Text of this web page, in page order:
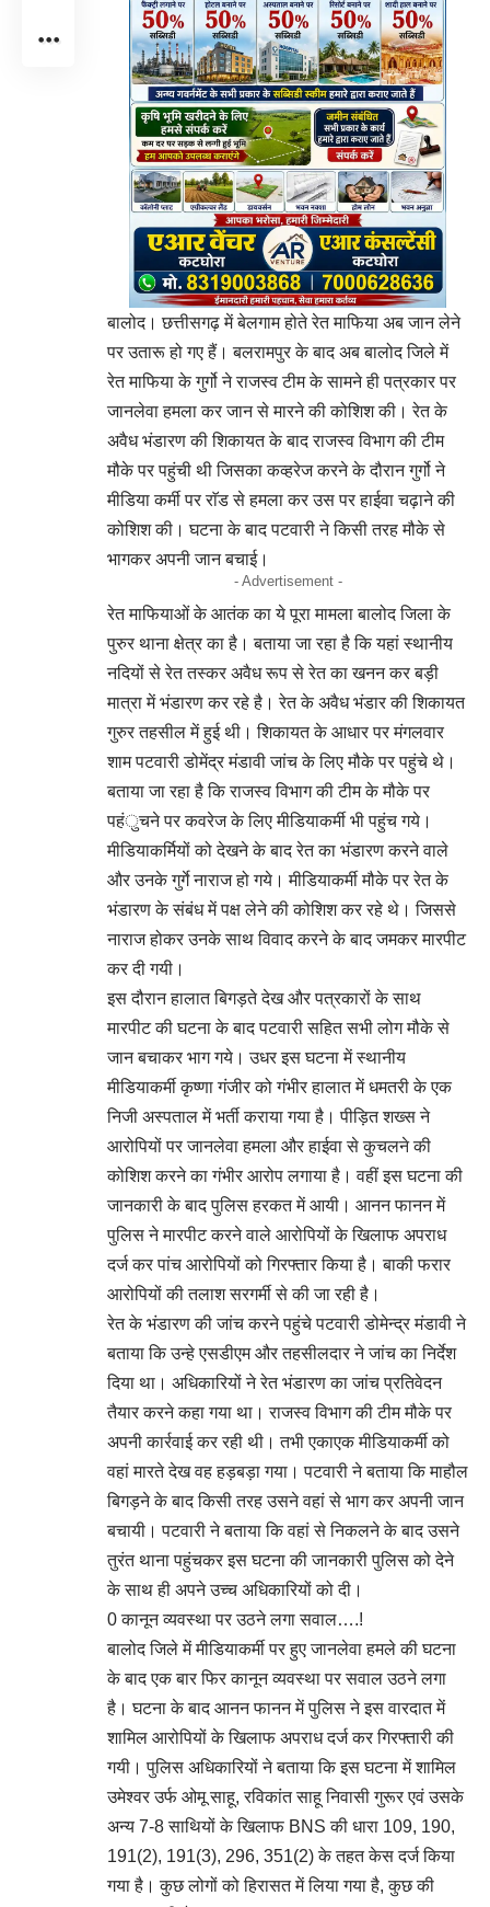
बालोद। छत्तीसगढ़ में बेलगाम होते रेत माफिया अब जान लेने
पर उतारू हो गए हैं। बलरामपुर के बाद अब बालोद जिले में
रेत माफिया के गुर्गो ने राजस्व टीम के सामने ही पत्रकार पर
जानलेवा हमला कर जान से मारने की कोशिश की। रेत के
अवैध भंडारण की शिकायत के बाद राजस्व विभाग की टीम
मौके पर पहुंची थी जिसका कव्हरेज करने के दौरान गुर्गो ने
मीडिया कर्मी पर राॅड से हमला कर उस पर हाईवा चढ़ाने की
कोशिश की। घटना के बाद पटवारी ने किसी तरह मौके से
भागकर अपनी जान बचाई।
- Advertisement -
रेत माफियाओं के आतंक का ये पूरा मामला बालोद जिला के
पुरुर थाना क्षेत्र का है। बताया जा रहा है कि यहां स्थानीय
नदियों से रेत तस्कर अवैध रूप से रेत का खनन कर बड़ी
मात्रा में भंडारण कर रहे है। रेत के अवैध भंडार की शिकायत
गुरुर तहसील में हुई थी। शिकायत के आधार पर मंगलवार
शाम पटवारी डोमेंद्र मंडावी जांच के लिए मौके पर पहुंचे थे।
बताया जा रहा है कि राजस्व विभाग की टीम के मौके पर
पहंुचने पर कवरेज के लिए मीडियाकर्मी भी पहुंच गये।
मीडियाकर्मियों को देखने के बाद रेत का भंडारण करने वाले
और उनके गुर्गे नाराज हो गये। मीडियाकर्मी मौके पर रेत के
भंडारण के संबंध में पक्ष लेने की कोशिश कर रहे थे। जिससे
नाराज होकर उनके साथ विवाद करने के बाद जमकर मारपीट
कर दी गयी।
इस दौरान हालात बिगड़ते देख और पत्रकारों के साथ
मारपीट की घटना के बाद पटवारी सहित सभी लोग मौके से
जान बचाकर भाग गये। उधर इस घटना में स्थानीय
मीडियाकर्मी कृष्णा गंजीर को गंभीर हालात में धमतरी के एक
निजी अस्पताल में भर्ती कराया गया है। पीड़ित शख्स ने
आरोपियों पर जानलेवा हमला और हाईवा से कुचलने की
कोशिश करने का गंभीर आरोप लगाया है। वहीं इस घटना की
जानकारी के बाद पुलिस हरकत में आयी। आनन फानन में
पुलिस ने मारपीट करने वाले आरोपियों के खिलाफ अपराध
दर्ज कर पांच आरोपियों को गिरफ्तार किया है। बाकी फरार
आरोपियों की तलाश सरगर्मी से की जा रही है।
रेत के भंडारण की जांच करने पहुंचे पटवारी डोमेन्द्र मंडावी ने
बताया कि उन्हे एसडीएम और तहसीलदार ने जांच का निर्देश
दिया था। अधिकारियों ने रेत भंडारण का जांच प्रतिवेदन
तैयार करने कहा गया था। राजस्व विभाग की टीम मौके पर
अपनी कार्रवाई कर रही थी। तभी एकाएक मीडियाकर्मी को
वहां मारते देख वह हड़बड़ा गया। पटवारी ने बताया कि माहौल
बिगड़ने के बाद किसी तरह उसने वहां से भाग कर अपनी जान
बचायी। पटवारी ने बताया कि वहां से निकलने के बाद उसने
तुरंत थाना पहुंचकर इस घटना की जानकारी पुलिस को देने
के साथ ही अपने उच्च अधिकारियों को दी।
0 कानून व्यवस्था पर उठने लगा सवाल….!
बालोद जिले में मीडियाकर्मी पर हुए जानलेवा हमले की घटना
के बाद एक बार फिर कानून व्यवस्था पर सवाल उठने लगा
है। घटना के बाद आनन फानन में पुलिस ने इस वारदात में
शामिल आरोपियों के खिलाफ अपराध दर्ज कर गिरफ्तारी की
गयी। पुलिस अधिकारियों ने बताया कि इस घटना में शामिल
उमेश्‍वर उर्फ ओमू साहू, रविकांत साहू न‍िवासी गुरूर एवं उसके
अन्य 7-8 साथियों के खिलाफ BNS की धारा 109, 190,
191(2), 191(3), 296, 351(2) के तहत केस दर्ज किया
गया है। कुछ लोगों को हिरासत में लिया गया है, कुछ की